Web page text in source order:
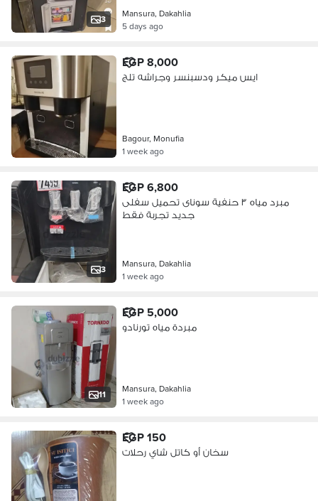
3
Mansura, Dakahlia
5 days ago
EGP 8,000
ايس ميكر ودسبنسر وجراشه تلج
Bagour, Monufia
1 week ago
3
EGP 6,800
مبرد مياه ٣ حنفية سوناى تحميل سفلى
جديد تجربة فقط
Mansura, Dakahlia
1 week ago
11
EGP 5,000
مبردة مياه تورنادو
Mansura, Dakahlia
1 week ago
EGP 150
سخان أو كاتل شاي رحلات